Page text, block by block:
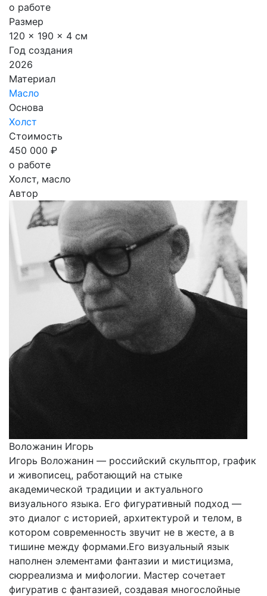
о работе
Размер
120 x 190 x 4 см
Год создания
2026
Материал
Масло
Основа
Холст
Стоимость
450 000 ₽
о работе
Холст, масло
Автор
Воложанин Игорь
Игорь Воложанин — российский скульптор, график
и живописец, работающий на стыке
академической традиции и актуального
визуального языка. Его фигуративный подход —
это диалог с историей, архитектурой и телом, в
котором современность звучит не в жесте, а в
тишине между формами.Его визуальный язык
наполнен элементами фантазии и мистицизма,
сюрреализма и мифологии. Мастер сочетает
фигуратив с фантазией, создавая многослойные